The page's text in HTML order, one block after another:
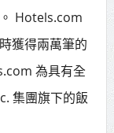
Hotels.com
獲得兩萬筆的
為具有全
集團旗下的飯